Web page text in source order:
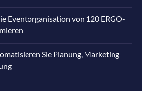
Eventorganisation von 120 ERGO-
Sie Planung, Marketing